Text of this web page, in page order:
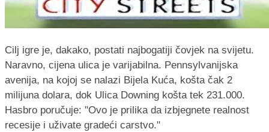
Cilj igre je, dakako, postati najbogatiji čovjek na svijetu.
Naravno, cijena ulica je varijabilna. Pennsylvanijska
avenija, na kojoj se nalazi Bijela Kuća, košta čak 2
milijuna dolara, dok Ulica Downing košta tek 231.000.
Hasbro poručuje: "Ovo je prilika da izbjegnete realnost
recesije i uživate gradeći carstvo."